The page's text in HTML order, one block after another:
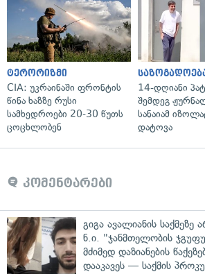
ტერორიზმი
CIA: უკრაინაში ფრონტის
წინა ხაზზე რუსი
სამხედროები 20-30 წუთს
ცოცხლობენ
14-დღიანი
შემდეგ
სანაიამ
დატოვა
კომენტარები
გიგა ავალიანის
ნ.ი. "ჯანმთელობის
მძიმედ დაზიანების
დააკავეს — საქმის